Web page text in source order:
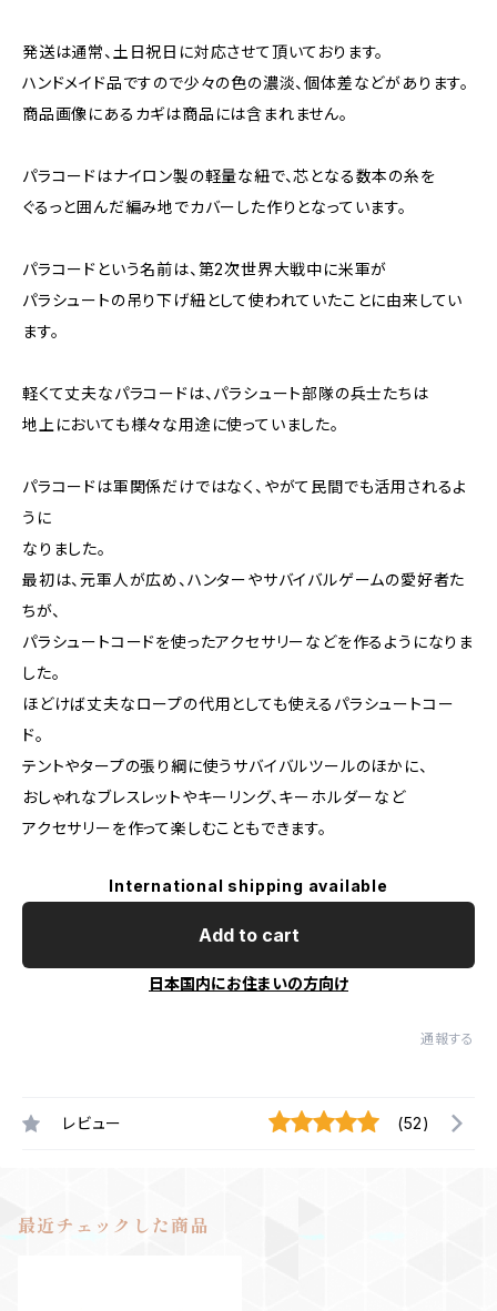
発送は通常、土日祝日に対応させて頂いております。
ハンドメイド品ですので少々の色の濃淡、個体差などがあります。
商品画像にあるカギは商品には含まれません。
パラコードはナイロン製の軽量な紐で、芯となる数本の糸を
ぐるっと囲んだ編み地でカバーした作りとなっています。
パラコードという名前は、第2次世界大戦中に米軍が
パラシュートの吊り下げ紐として使われていたことに由来してい
ます。
軽くて丈夫なパラコードは、パラシュート部隊の兵士たちは
地上においても様々な用途に使っていました。
パラコードは軍関係だけではなく、やがて民間でも活用されるよ
うに
なりました。
最初は、元軍人が広め、ハンターやサバイバルゲームの愛好者た
ちが、
パラシュートコードを使ったアクセサリーなどを作るようになりま
した。
ほどけば丈夫なロープの代用としても使えるパラシュートコー
ド。
テントやタープの張り綱に使うサバイバルツールのほかに、
おしゃれなブレスレットやキーリング、キーホルダーなど
アクセサリーを作って楽しむこともできます。
International shipping available
Add to cart
日本国内にお住まいの方向け
通報する
レビュー (52)
最近チェックした商品